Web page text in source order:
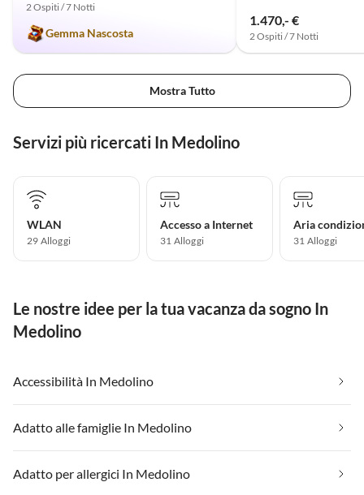
2 Ospiti / 7 Notti
Gemma Nascosta
1.470,- €
2 Ospiti / 7 Notti
Mostra Tutto
Servizi più ricercati In Medolino
WLAN
29 Alloggi
Accesso a Internet
31 Alloggi
Aria
31 Alloggi
Le nostre idee per la tua vacanza da sogno In
Medolino
Accessibilità In Medolino
Adatto alle famiglie In Medolino
Adatto per allergici In Medolino